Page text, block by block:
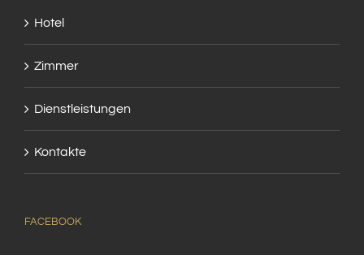
Hotel
Zimmer
Dienstleistungen
Kontakte
FACEBOOK